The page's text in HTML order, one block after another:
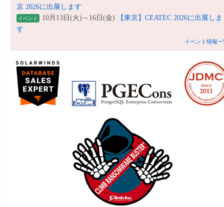
京 2026に出展します
イベント 10月13日(火)～16日(金)
【東京】CEATEC 2026に出展しま
す
イベント情報一